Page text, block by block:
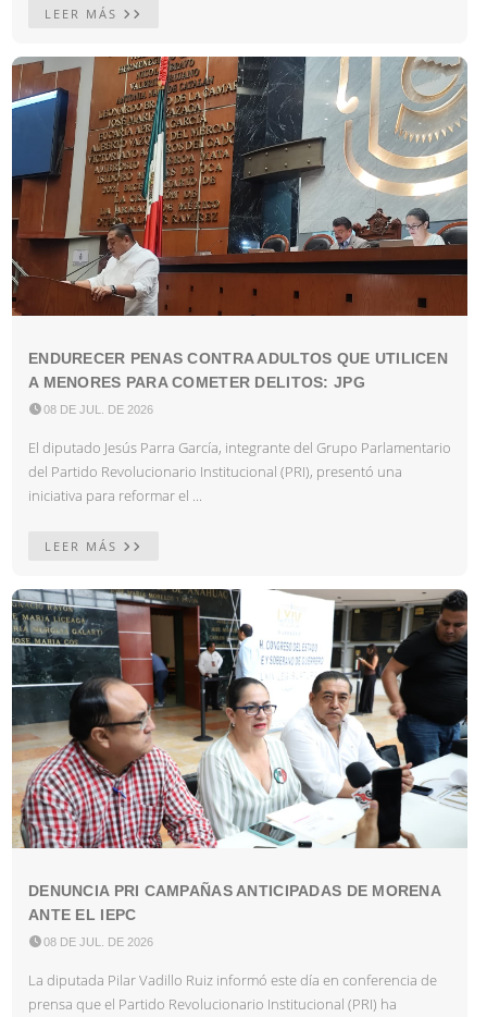
LEER MÁS
ENDURECER PENAS CONTRA ADULTOS QUE UTILICEN
A MENORES PARA COMETER DELITOS: JPG
08 DE JUL. DE 2026
El diputado Jesús Parra García, integrante del Grupo Parlamentario
del Partido Revolucionario Institucional (PRI), presentó una
iniciativa para reformar el ...
LEER MÁS
DENUNCIA PRI CAMPAÑAS ANTICIPADAS DE MORENA
ANTE EL IEPC
08 DE JUL. DE 2026
La diputada Pilar Vadillo Ruiz informó este día en conferencia de
prensa que el Partido Revolucionario Institucional (PRI) ha